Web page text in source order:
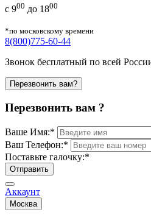
с 900 до 1800
*по московскому времени
8(800)775-60-44
Звонок бесплатный по всей
Перезвонить вам?
Перезвонить вам ?
Ваше Имя:*
Ваш Телефон:*
Поставьте галочку:*
Отправить
Аккаунт
Москва